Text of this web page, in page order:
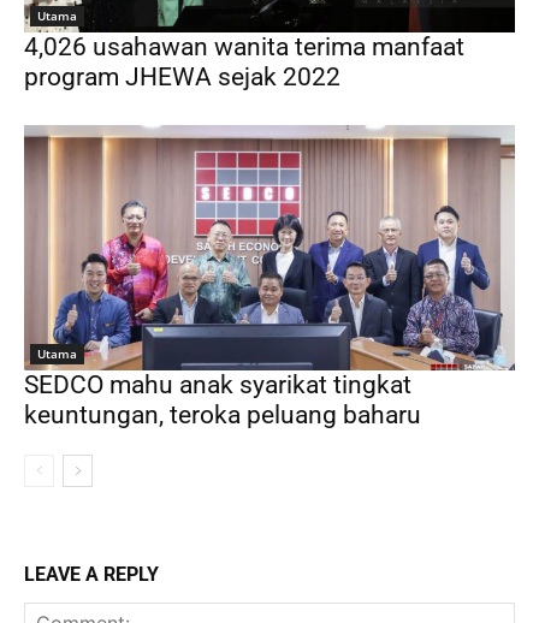
Utama
4,026 usahawan wanita terima manfaat
program JHEWA sejak 2022
Utama
SEDCO mahu anak syarikat tingkat
keuntungan, teroka peluang baharu
LEAVE A REPLY